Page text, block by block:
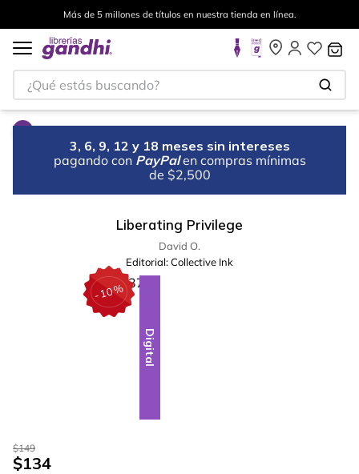
Más de 5 millones de títulos en nuestra tienda en línea.
¿Qué estás buscando?
3, 6, 9, 12 y 18 meses sin intereses
pagando con PayPal en compras mínimas
de $2,500
Liberating Privilege
David O.
Editorial:Collective Ink
-10%
Digital
$149
$134